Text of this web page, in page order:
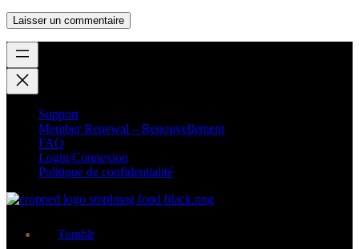
Support
Member Renewal – Renouvellement
FAQ
Login/Connexion
Politique de confidentialité
Tumblr